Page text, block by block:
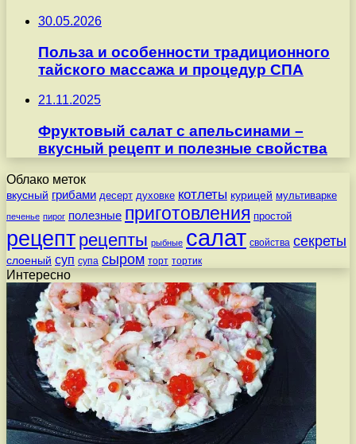
30.05.2026
Польза и особенности традиционного
тайского массажа и процедур СПА
21.11.2025
Фруктовый салат с апельсинами –
вкусный рецепт и полезные свойства
Облако меток
вкусный грибами десерт духовке котлеты курицей мультиварке
печенье пирог полезные приготовления простой
рецепт рецепты рыбные салат свойства секреты
слоеный суп супа сыром торт тортик
Интересно